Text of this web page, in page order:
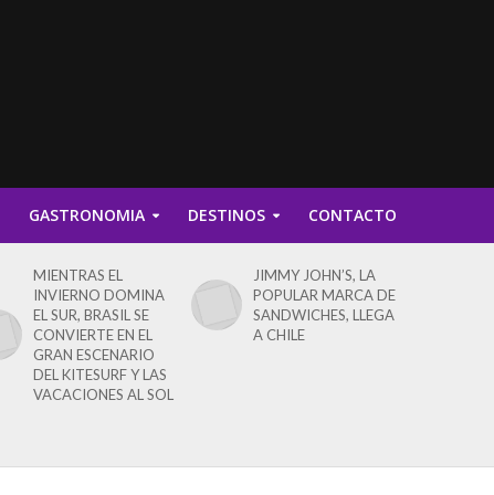
GASTRONOMIA DESTINOS CONTACTO
MIENTRAS EL
INVIERNO DOMINA
EL SUR, BRASIL SE
CONVIERTE EN EL
GRAN ESCENARIO
DEL KITESURF Y LAS
VACACIONES AL SOL
JIMMY JOHN’S, LA
POPULAR MARCA DE
SANDWICHES, LLEGA
A CHILE